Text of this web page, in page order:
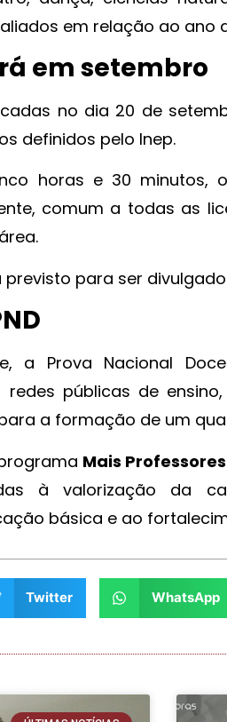
em relação ao ano
em setembro
no dia 20 de
definidos pelo Inep.
horas e 30 minutos,
comum a todas as
para ser
a Prova Nacional
públicas de
a formação de um
Mais
à valorização da
básica e ao
Twitter WhatsApp